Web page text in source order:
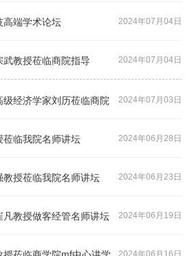
2024年07月04日
端学术论坛
2024年07月04日
教授莅临商院指导
2024年07月03日
经济学家刘历莅临商院
2024年06月28日
临我院名师讲坛
2024年06月23日
授莅临我院名师讲坛
2024年06月19日
教授做客经管名师讲坛
2024年06月16日